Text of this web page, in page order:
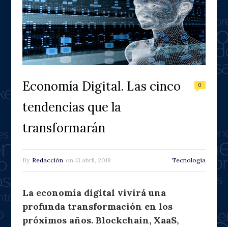
Economía Digital. Las cinco
tendencias que la
transformarán
0
By Redacción on 13 abril, 2018 Tecnología
La economía digital vivirá una
profunda transformación en los
próximos años. Blockchain, XaaS,